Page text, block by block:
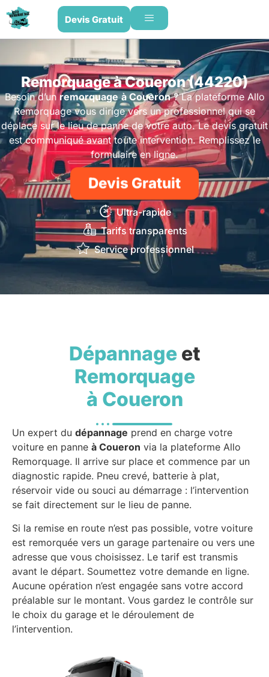
Devis Gratuit
Remorquage à Coueron (44220)
Besoin d’unremorquage à Coueron? La plateforme Allo
Remorquage vous dirige vers un professionnel qui se
déplace sur le lieu de panne de votre auto. Le devis gratuit
est communiqué avant toute intervention. Remplissez le
formulaire en ligne.
Devis Gratuit
Ultra-rapide
Tarifs transparents
Service professionnel
Dépannageet
Remorquage
à Coueron
Un expert du dépannage prend en charge votre
voiture en panne à Coueron via la plateforme Allo
Remorquage. Il arrive sur place et commence par un
diagnostic rapide. Pneu crevé, batterie à plat,
réservoir vide ou souci au démarrage : l’intervention
se fait directement sur le lieu de panne.
Si la remise en route n’est pas possible, votre voiture
est remorquée vers un garage partenaire ou vers une
adresse que vous choisissez. Le tarif est transmis
avant le départ. Soumettez votre demande en ligne.
Aucune opération n’est engagée sans votre accord
préalable sur le montant. Vous gardez le contrôle sur
le choix du garage et le déroulement de
l’intervention.